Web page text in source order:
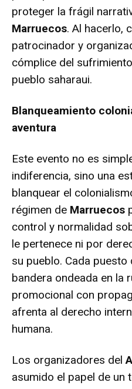
proteger la frágil
Marruecos. Al hacerlo,
patrocinador y
cómplice del
pueblo saharaui.
Blanqueamiento
aventura
Este evento no es
indiferencia, sino una
blanquear el
régimen de Marruecos
control y normalidad
le pertenece ni por
su pueblo. Cada
bandera ondeada en la
promocional con
afrenta al derecho
humana.
Los organizadores del
asumido el papel de un